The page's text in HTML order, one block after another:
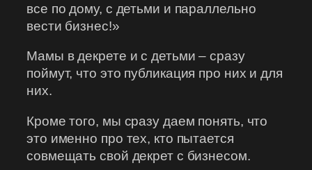
все по дому, с детьми и параллельно
вести бизнес!»
Мамы в декрете и с детьми – сразу
поймут, что это публикация про них и для
них.
Кроме того, мы сразу даем понять, что
это именно про тех, кто пытается
совмещать свой декрет с бизнесом.